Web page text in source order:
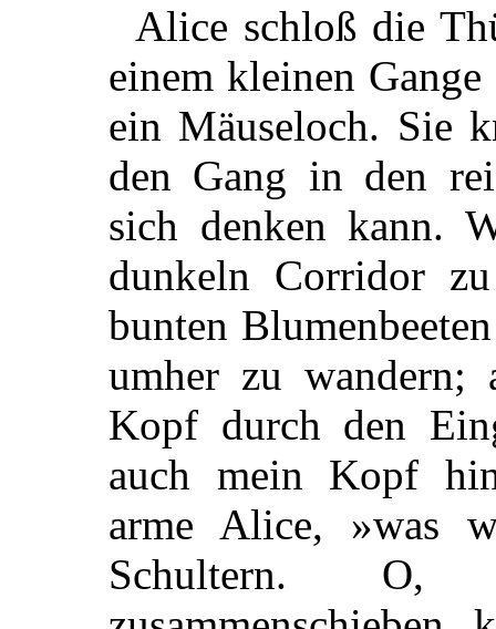
Alice schloß die
einem kleinen
ein Mäuseloch. Sie
den Gang in den
sich denken kann.
dunkeln Corridor
bunten
umher zu wandern;
Kopf durch den
auch mein Kopf
arme Alice, »was
Schultern.